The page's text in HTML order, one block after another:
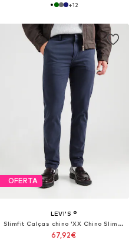
+12
OFERTA
LEVI'S ®
Slimfit Calças chino 'XX Chino Slim II'
67,92€